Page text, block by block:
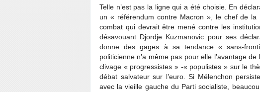
Telle n’est pas la ligne qui a été choisie. En
un « référendum contre Macron », le chef de la
combat qui devrait être mené contre les
désavouant Djordje Kuzmanovic pour ses
donne des gages à sa tendance « sans-
politicienne n’a même pas pour elle l’avantage
clivage « progressistes » -« populistes » sur le
débat salvateur sur l’euro. Si Mélenchon
avec la vieille gauche du Parti socialiste,